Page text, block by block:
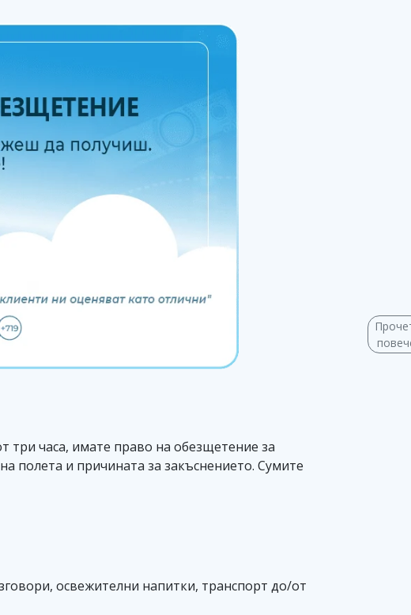
три часа, имате право на обезщетение за
полета и причината за закъснението. Сумите
освежителни напитки, транспорт до/от